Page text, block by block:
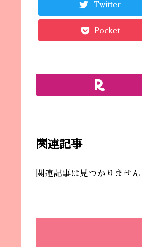
Twitter
Pocket
関連記事
関連記事は見つかりません